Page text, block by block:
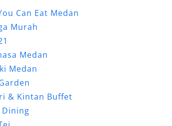
Can Eat Medan
Murah
Medan
Medan
& Kintan Buffet
Dining